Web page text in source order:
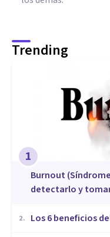
Trending
1
Burnout
detectarlo y
2. ​Los 6 beneficios